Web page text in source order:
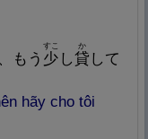
もう 少
すこ
し貸
か
して
hãy cho tôi